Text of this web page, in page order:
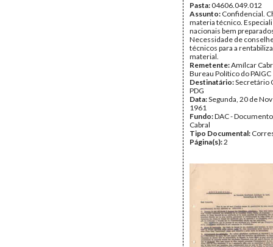
Pasta:04606.049.012
Assunto: Confidencial.
materia técnico.
nacionais bem
Necessidade de
técnicos para a
material.
Remetente:Amílcar
Bureau Político do PAIGC
Destinatário:Secretário
PDG
Data:Segunda, 20 de
1961
Fundo:DAC -
Cabral
Tipo Documental:
Página(s):2